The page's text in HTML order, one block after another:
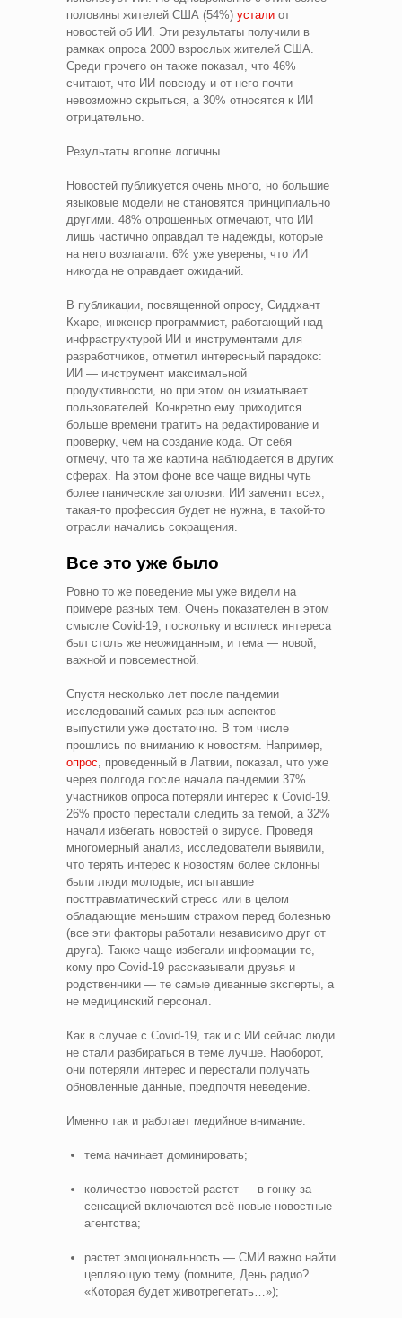
половины жителей США (54%) устали от
новостей об ИИ. Эти результаты получили в
рамках опроса 2000 взрослых жителей США.
Среди прочего он также показал, что 46%
считают, что ИИ повсюду и от него почти
невозможно скрыться, а 30% относятся к ИИ
отрицательно.
Результаты вполне логичны.
Новостей публикуется очень много, но большие
языковые модели не становятся принципиально
другими. 48% опрошенных отмечают, что ИИ
лишь частично оправдал те надежды, которые
на него возлагали. 6% уже уверены, что ИИ
никогда не оправдает ожиданий.
В публикации, посвященной опросу, Сиддхант
Кхаре, инженер-программист, работающий над
инфраструктурой ИИ и инструментами для
разработчиков, отметил интересный парадокс:
ИИ — инструмент максимальной
продуктивности, но при этом он изматывает
пользователей. Конкретно ему приходится
больше времени тратить на редактирование и
проверку, чем на создание кода. От себя
отмечу, что та же картина наблюдается в других
сферах. На этом фоне все чаще видны чуть
более панические заголовки: ИИ заменит всех,
такая-то профессия будет не нужна, в такой-то
отрасли начались сокращения.
Все это уже было
Ровно то же поведение мы уже видели на
примере разных тем. Очень показателен в этом
смысле Covid-19, поскольку и всплеск интереса
был столь же неожиданным, и тема — новой,
важной и повсеместной.
Спустя несколько лет после пандемии
исследований самых разных аспектов
выпустили уже достаточно. В том числе
прошлись по вниманию к новостям. Например,
опрос, проведенный в Латвии, показал, что уже
через полгода после начала пандемии 37%
участников опроса потеряли интерес к Covid-19.
26% просто перестали следить за темой, а 32%
начали избегать новостей о вирусе. Проведя
многомерный анализ, исследователи выявили,
что терять интерес к новостям более склонны
были люди молодые, испытавшие
посттравматический стресс или в целом
обладающие меньшим страхом перед болезнью
(все эти факторы работали независимо друг от
друга). Также чаще избегали информации те,
кому про Covid-19 рассказывали друзья и
родственники — те самые диванные эксперты, а
не медицинский персонал.
Как в случае с Covid-19, так и с ИИ сейчас люди
не стали разбираться в теме лучше. Наоборот,
они потеряли интерес и перестали получать
обновленные данные, предпочтя неведение.
Именно так и работает медийное внимание:
тема начинает доминировать;
количество новостей растет — в гонку за
сенсацией включаются всё новые новостные
агентства;
растет эмоциональность — СМИ важно найти
цепляющую тему (помните, День радио?
«Которая будет животрепетать…»);